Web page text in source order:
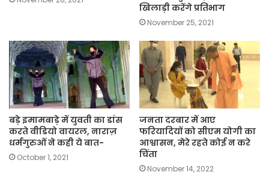
खिलाड़ी करेंगे प्रतिभाग
November 25, 2021
बड़े इमामबाड़े में युवती का डांस
करते वीडियो वायरल, नाराज़
धर्मगुरुओं ने कही ये बात-
October 1, 2021
जनता दरबार में आए
फरियादियों को सीएम योगी का
आश्वासन, मेरे रहते कोई न करे
चिंता
November 14, 2022